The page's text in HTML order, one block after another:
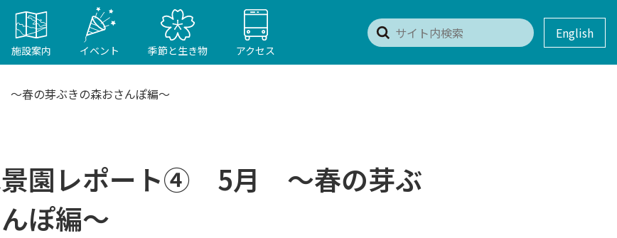
English
施設案内 イベント 季節と生き物 アクセス
春の芽ぶきの森おさんぽ編～
景園レポート④ 5月 ～春の芽ぶ
ぽ編～